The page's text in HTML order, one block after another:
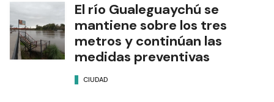
El río Gualeguaychú se
mantiene sobre los tres
metros y continúan las
medidas preventivas
CIUDAD